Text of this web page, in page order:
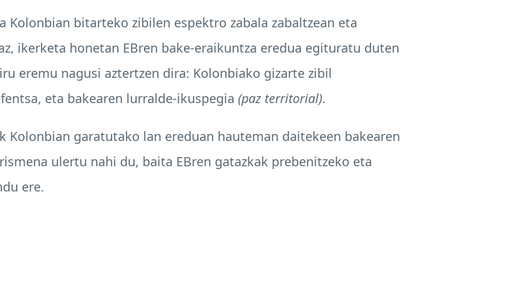
Kolonbian bitarteko zibilen espektro zabala zabaltzean eta
ikerketa honetan EBren bake-eraikuntza eredua egituratu duten
eremu nagusi aztertzen dira: Kolonbiako gizarte zibil
eta bakearen lurralde-ikuspegia (paz territorial).
Kolonbian garatutako lan ereduan hauteman daitekeen bakearen
ulertu nahi du, baita EBren gatazkak prebenitzeko eta
ere.